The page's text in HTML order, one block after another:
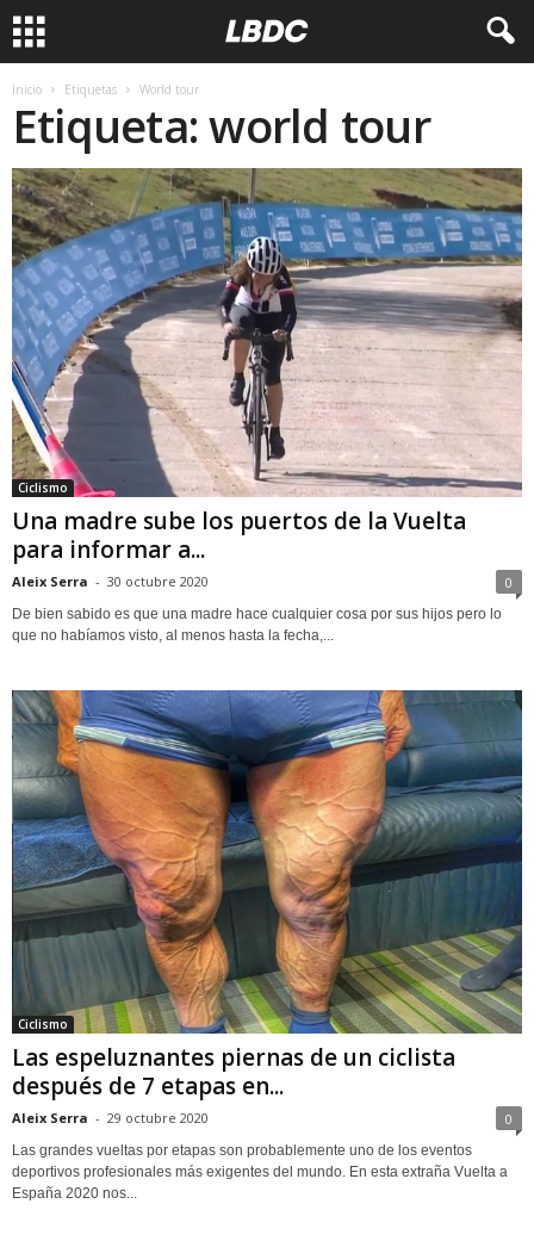
Inicio Etiquetas World tour
Etiqueta: world tour
Ciclismo
Una madre sube los puertos de la Vuelta
para informar a...
Aleix Serra - 30 octubre 2020 0
De bien sabido es que una madre hace cualquier cosa por sus hijos pero lo
que no habíamos visto, al menos hasta la fecha,...
Ciclismo
Las espeluznantes piernas de un ciclista
después de 7 etapas en...
Aleix Serra - 29 octubre 2020 0
Las grandes vueltas por etapas son probablemente uno de los eventos
deportivos profesionales más exigentes del mundo. En esta extraña Vuelta a
España 2020 nos...